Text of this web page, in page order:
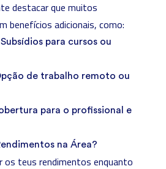
destacar que muitos
benefícios adicionais, como:
Subsídios para cursos ou
de trabalho remoto ou
para o profissional e
na Área?
os teus rendimentos enquanto